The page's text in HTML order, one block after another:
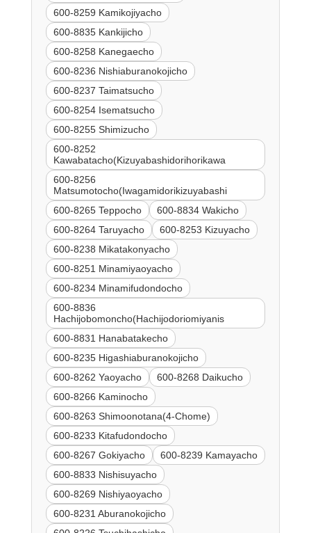
600-8259 Kamikojiyacho
600-8835 Kankijicho
600-8258 Kanegaecho
600-8236 Nishiaburanokojicho
600-8237 Taimatsucho
600-8254 Isematsucho
600-8255 Shimizucho
600-8252
Kawabatacho(Kizuyabashidorihorikawa
600-8256
Matsumotocho(Iwagamidorikizuyabashi
600-8265 Teppocho
600-8834 Wakicho
600-8264 Taruyacho
600-8253 Kizuyacho
600-8238 Mikatakonyacho
600-8251 Minamiyaoyacho
600-8234 Minamifudondocho
600-8836
Hachijobomoncho(Hachijodoriomiyanis
600-8831 Hanabatakecho
600-8235 Higashiaburanokojicho
600-8262 Yaoyacho
600-8268 Daikucho
600-8266 Kaminocho
600-8263 Shimoonotana(4-Chome)
600-8233 Kitafudondocho
600-8267 Gokiyacho
600-8239 Kamayacho
600-8833 Nishisuyacho
600-8269 Nishiyaoyacho
600-8231 Aburanokojicho